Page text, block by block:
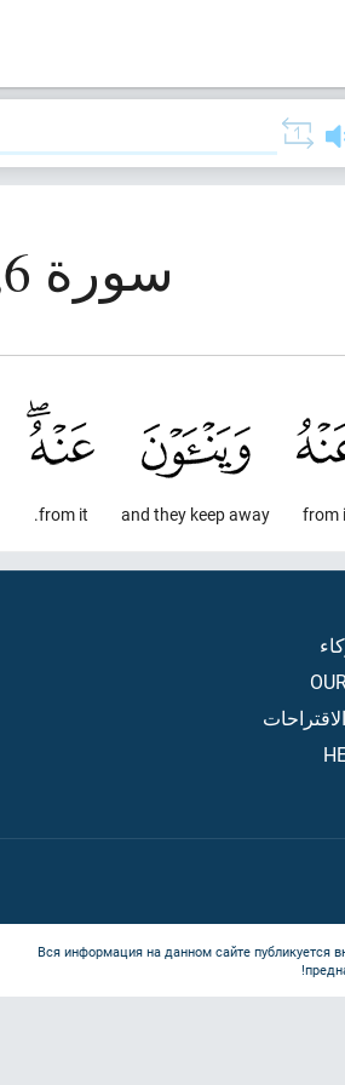
سورة 6, الأنعام (الأنعام)
from
and they keep away
from it.
Вся информация на данном сайте публикуется